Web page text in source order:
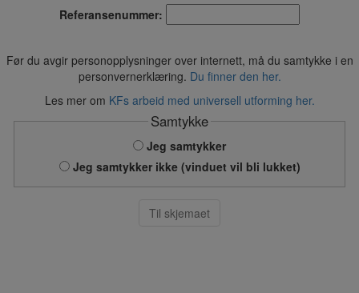
Referansenummer:
Før du avgir personopplysninger over internett, må du samtykke i en
personvernerklæring. Du finner den her.
Les mer om KFs arbeid med universell utforming her.
Samtykke
Jeg samtykker
Jeg samtykker ikke (vinduet vil bli lukket)
Til skjemaet